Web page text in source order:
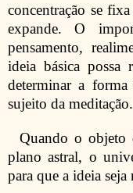
concentração se
expande. O
pensamento,
ideia básica possa
determinar a
sujeito da meditação.
Quando o objeto
plano astral, o
para que a ideia seja